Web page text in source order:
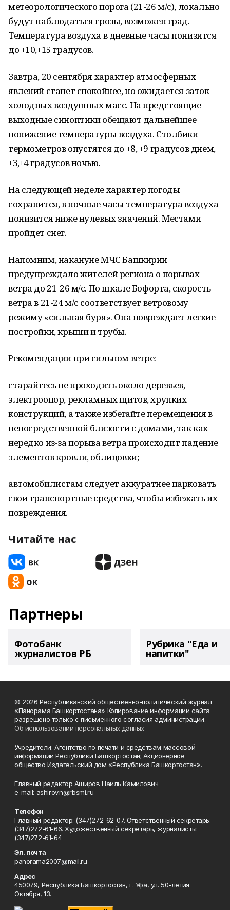
метеорологического порога (21-26 м/с), локально
будут наблюдаться грозы, возможен град.
Температура воздуха в дневные часы понизится
до +10,+15 градусов.
Завтра, 20 сентября характер атмосферных
явлений станет спокойнее, но ожидается заток
холодных воздушных масс. На предстоящие
выходные синоптики обещают дальнейшее
понижение температуры воздуха. Столбики
термометров опустятся до +8, +9 градусов днем,
+3,+4 градусов ночью.
На следующей неделе характер погоды
сохранится, в ночные часы температура воздуха
понизится ниже нулевых значений. Местами
пройдет снег.
Напомним, накануне МЧС Башкирии
предупреждало жителей региона о порывах
ветра до 21-26 м/с. По шкале Бофорта, скорость
ветра в 21-24 м/с соответствует ветровому
режиму «сильная буря». Она повреждает легкие
постройки, крыши и трубы.
Рекомендации при сильном ветре:
старайтесь не проходить около деревьев,
электроопор, рекламных щитов, хрупких
конструкций, а также избегайте перемещения в
непосредственной близости с домами, так как
нередко из-за порыва ветра происходит падение
элементов кровли, облицовки;
автомобилистам следует аккуратнее парковать
свои транспортные средства, чтобы избежать их
повреждения.
Читайте нас
Партнеры
Фотобанк
журналистов РБ
Рубрика "Еда и
напитки"
© 2026 Республиканский общественно-политический журнал
«Панорама Башкортостана» Копирование информации сайта
разрешено только с письменного согласия администрации.
Об использовании персональных данных
Учредители: Агентство по печати и средствам массовой
информации Республики Башкортостан; Акционерное
общество Издательский дом «Республика Башкортостан».
Главный редактор Аширов Наиль Камилович
e-mail: ashirov.n@rbsmi.ru
Телефон
Главный редактор: (347)272-62-07. Ответственный секретарь:
(347)272-61-66. Художественный секретарь, журналисты:
(347)272-61-64
Эл. почта
panorama2007@mail.ru
Адрес
450079, Республика Башкортостан, г. Уфа, ул. 50-летия
Октября, 13.